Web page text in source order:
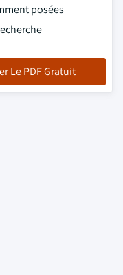
posées
Le PDF Gratuit